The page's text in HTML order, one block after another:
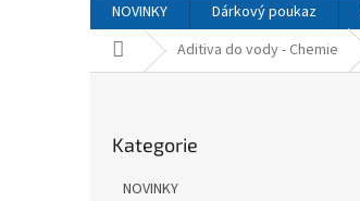
NOVINKY Dárkový poukaz
Domů Aditiva do vody - Chemie
kategorie
Kategorie
NOVINKY